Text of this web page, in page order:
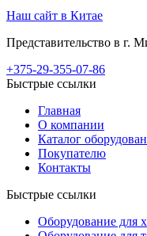
Наш сайт в Китае
Представительство в г.
+375-29-355-07-86
Быстрые ссылки
Главная
О компании
Каталог
Покупателю
Контакты
Быстрые ссылки
Оборудование для